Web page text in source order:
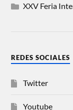
XXV Feria
REDES SOCIALES
Twitter
Youtube